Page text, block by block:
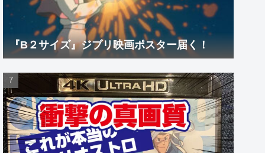
『B２サイズ』ジブリ映画ポスター届く！